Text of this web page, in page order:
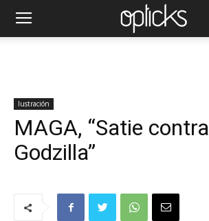
Iustración
MAGA, “Satie contra
Godzilla”